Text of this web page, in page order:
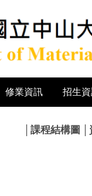
修業資訊 招生
課程結構圖